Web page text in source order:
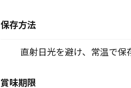
保存方法
直射日光を避け、常温で保
賞味期限